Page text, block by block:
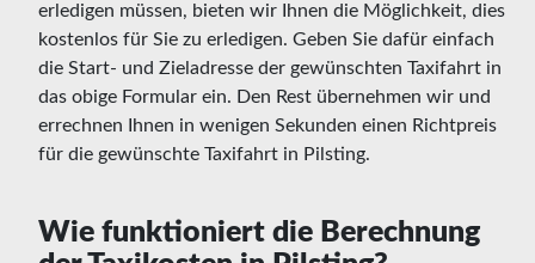
erledigen müssen, bieten wir Ihnen die Möglichkeit, dies
kostenlos für Sie zu erledigen. Geben Sie dafür einfach
die Start- und Zieladresse der gewünschten Taxifahrt in
das obige Formular ein. Den Rest übernehmen wir und
errechnen Ihnen in wenigen Sekunden einen Richtpreis
für die gewünschte Taxifahrt in Pilsting.
Wie funktioniert die Berechnung